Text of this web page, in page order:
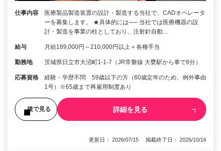
仕事内容
医療製品製造装置の設計・製造する当社で、CADオペレータ
ーを募集します。 ★具体的には── 当社では医療機器の設
計・製造を事業の柱としており、注射針自動…
給与 月給189,000円～210,000円以上＋各種手当
勤務地 茨城県日立市大沼町1-1-7（JR常磐線 大甕駅から車で8分）
応募資格
経験・学歴不問 59歳以下の方（60歳定年のため、例外事由
1号）※65歳まで再雇用制度あり
後で見る 詳細を見る
更新日： 2026/07/15 掲載終了日： 2026/10/16